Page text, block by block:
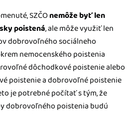
SZČOnemôže byť len
poistená, ale môže využiť len
dobrovoľného sociálneho
nemocenského poistenia
dôchodkové poistenie alebo
poistenie a dobrovoľné poistenie
je potrebné počítať s tým, že
dobrovoľného poistenia budú